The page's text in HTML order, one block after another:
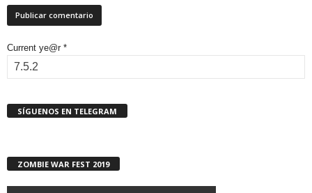
Current ye@r *
SÍGUENOS EN TELEGRAM
ZOMBIE WAR FEST 2019